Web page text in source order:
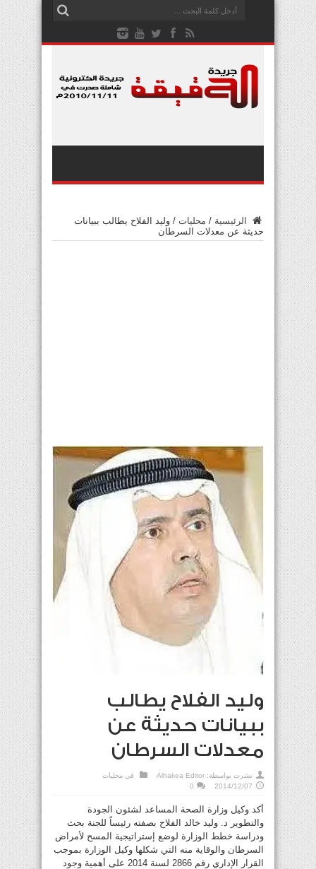
الرئيسية / محليات / وليد الفلاح يطالب ببيانات
حديثة عن معدلات السرطان
وليد الفلاح يطالب
ببيانات حديثة عن
معدلات السرطان
نشرت بواسطة: Alhakea Editor في محليات
2014/12/07
0
أكد وكيل وزارة الصحة المساعد لشئون الجودة
والتطوير د. وليد خالد الفلاح بصفته رئيساً للجنة بحث
ودراسة خطط الوزارة لوضع إستراتيجية المسح لأمراض
السرطان والوقاية منه التي شكلها وكيل الوزارة بموجب
القرار الإداري رقم 2866 لسنة 2014 على أهمية وجود